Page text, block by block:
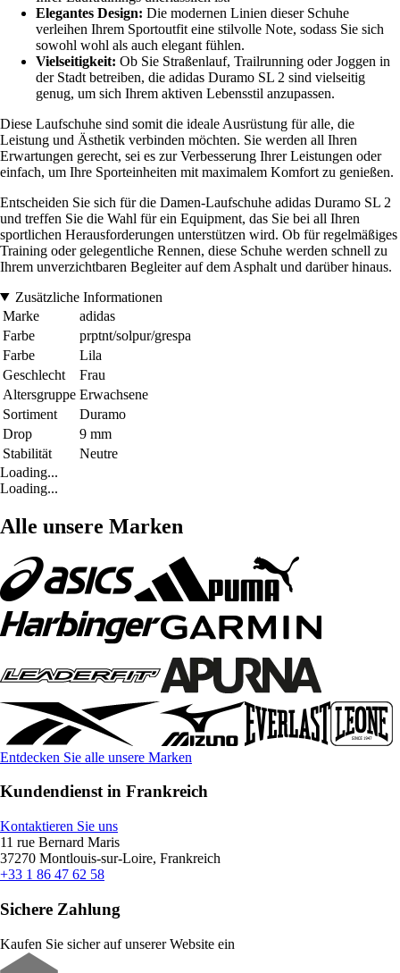
Elegantes Design: Die modernen Linien dieser Schuhe
verleihen Ihrem Sportoutfit eine stilvolle Note, sodass Sie sich
sowohl wohl als auch elegant fühlen.
Vielseitigkeit: Ob Sie Straßenlauf, Trailrunning oder Joggen in
der Stadt betreiben, die adidas Duramo SL 2 sind vielseitig
genug, um sich Ihrem aktiven Lebensstil anzupassen.
Diese Laufschuhe sind somit die ideale Ausrüstung für alle, die
Leistung und Ästhetik verbinden möchten. Sie werden all Ihren
Erwartungen gerecht, sei es zur Verbesserung Ihrer Leistungen oder
einfach, um Ihre Sporteinheiten mit maximalem Komfort zu genießen.
Entscheiden Sie sich für die Damen-Laufschuhe adidas Duramo SL 2
und treffen Sie die Wahl für ein Equipment, das Sie bei all Ihren
sportlichen Herausforderungen unterstützen wird. Ob für regelmäßiges
Training oder gelegentliche Rennen, diese Schuhe werden schnell zu
Ihrem unverzichtbaren Begleiter auf dem Asphalt und darüber hinaus.
Zusätzliche Informationen
Marke
adidas
Farbe
prptnt/solpur/grespa
Farbe
Lila
Geschlecht
Frau
Altersgruppe Erwachsene
Sortiment
Duramo
Drop
9 mm
Stabilität
Neutre
Loading...
Loading...
Alle unsere Marken
Entdecken Sie alle unsere Marken
Kundendienst in Frankreich
Kontaktieren Sie uns
11 rue Bernard Maris
37270 Montlouis-sur-Loire, Frankreich
+33 1 86 47 62 58
Sichere Zahlung
Kaufen Sie sicher auf unserer Website ein